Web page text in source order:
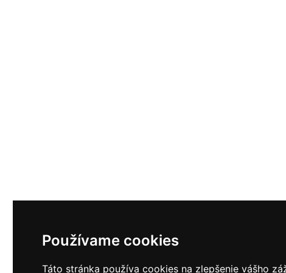
Používame cookies
Táto stránka používa cookies na zlepšenie vášho